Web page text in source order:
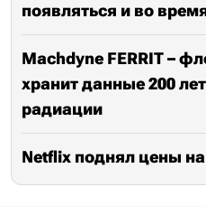
появляться и во
Machdyne FERRIT –
хранит данные 200
радиации
Netflix поднял цены